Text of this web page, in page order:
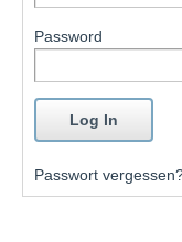
Password
Passwort